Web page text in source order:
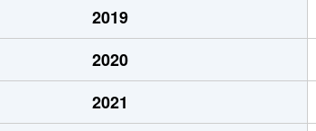
2019
2020
2021